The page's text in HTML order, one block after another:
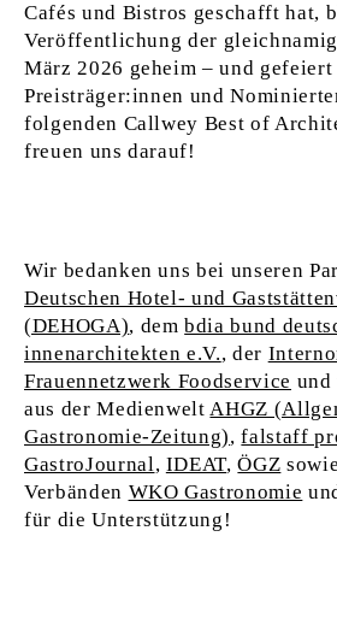
Cafés und Bistros geschafft hat,
Veröffentlichung der
März 2026 geheim – und gefeiert
Preisträger:innen und
folgenden Callwey Best of
freuen uns darauf!
Wir bedanken uns bei unseren
Deutschen Hotel- und
(DEHOGA), dembdia bund
innenarchitekten e.V., der
Frauennetzwerk Foodservice und
aus der Medienwelt AHGZ
Gastronomie-Zeitung),falstaff
GastroJournal , IDEAT,ÖGZ
Verbänden WKO Gastronomie
für die Unterstützung!